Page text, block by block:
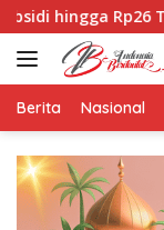
Langsung
ke
konten
per Tahun
Berita Nasional